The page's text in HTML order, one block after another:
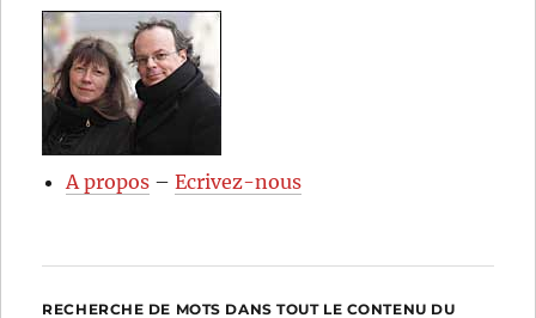
A propos –Ecrivez-nous
RECHERCHE DE MOTS DANS TOUT LE CONTENU DU